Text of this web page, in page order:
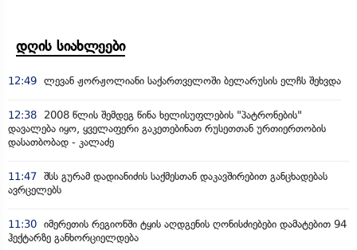
დღის სიახლეები
12:49 ლევან ჟორჟოლიანი საქართველოში ბელარუსის ელჩს შეხვდა
12:38
2008 წლის შემდეგ წინა ხელისუფლების "პატრონების"
დავალება იყო, ყველაფერი გაკეთებინათ რუსეთთან ურთიერთობის
დასათბობად - კალაძე
11:47 შსს გურამ დადიანიძის საქმესთან დაკავშირებით განცხადებას
ავრცელებს
11:30 იმერეთის რეგიონში ტყის აღდგენის ღონისძიებები დამატებით 94
ჰექტარზე განხორციელდება